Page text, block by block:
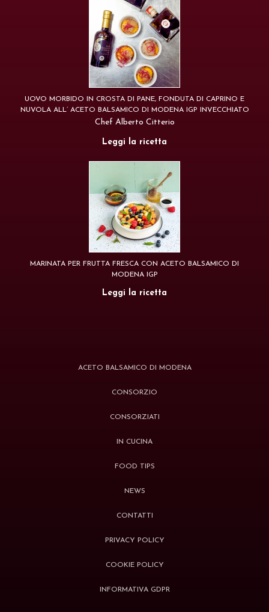
UOVO MORBIDO IN CROSTA DI PANE, FONDUTA DI CAPRINO E
NUVOLA ALL’ ACETO BALSAMICO DI MODENA IGP INVECCHIATO
Chef Alberto Citterio
Leggi la ricetta
MARINATA PER FRUTTA FRESCA CON ACETO BALSAMICO DI
MODENA IGP
Leggi la ricetta
ACETO BALSAMICO DI MODENA
CONSORZIO
CONSORZIATI
IN CUCINA
FOOD TIPS
NEWS
CONTATTI
PRIVACY POLICY
COOKIE POLICY
INFORMATIVA GDPR